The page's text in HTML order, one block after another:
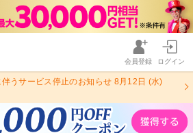
会員登録 ログイン
うサービス停止のお知らせ 8月12日 (水)